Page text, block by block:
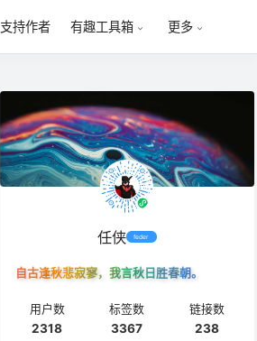
支持作者 有趣工具箱 更多
任侠 feder
自古逢秋悲寂寥，我言秋日胜春朝。
用户数
2318
标签数
3367
链接数
238